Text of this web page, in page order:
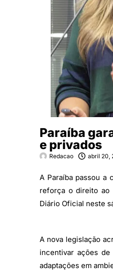
Paraíba
e privados
Redacao abril 20,
A Paraíba passou a
reforça o direito ao
Diário Oficial neste
A nova legislação
incentivar ações
adaptações em